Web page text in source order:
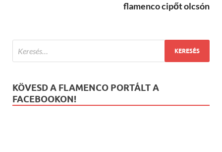
flamenco cipőt olcsón
KÖVESD A FLAMENCO PORTÁLT A
FACEBOOKON!